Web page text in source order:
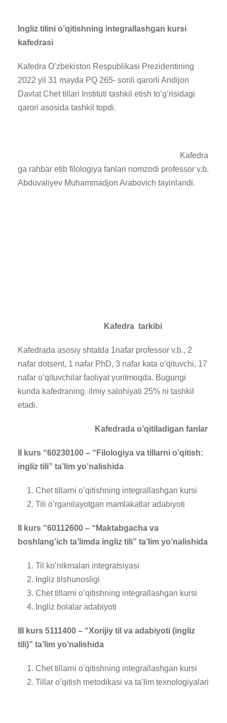
Ingliz tilini o’qitishning integrallashgan kursi
kafedrasi
Kafedra O’zbekiston Respublikasi Prezidentining
2022 yil 31 mayda PQ 265- sonli qarorli Andijon
Davlat Chet tillari Instituti tashkil etish to’g’risidagi
qarori asosida tashkil topdi.
Kafedra
ga rahbar etib filologiya fanlari nomzodi professor v.b.
Abduvaliyev Muhammadjon Arabovich tayinlandi.
Kafedra tarkibi
Kafedrada asosiy shtatda 1nafar professor v.b., 2
nafar dotsent, 1 nafar PhD, 3 nafar kata o’qituvchi, 17
nafar o’qituvchilar faoliyat yuritmoqda. Bugungi
kunda kafedraning ilmiy salohiyati 25% ni tashkil
etadi.
Kafedrada o’qitiladigan fanlar
II kurs “60230100 – “Filologiya va tillarni o’qitish:
ingliz tili” ta’lim yo’nalishida
Chet tillarni o’qitishning integrallashgan kursi
Tili o’rganilayotgan mamlakatlar adabiyoti
II kurs “60112600 – “Maktabgacha va
boshlang’ich ta’limda ingliz tili” ta’lim yo’nalishida
Til ko’nikmalari integratsiyasi
Ingliz tilshunosligi
Chet tillarni o’qitishning integrallashgan kursi
Ingliz bolalar adabiyoti
III kurs 5111400 – “Xorijiy til va adabiyoti (ingliz
tili)” ta’lim yo’nalishida
Chet tillarni o’qitishning integrallashgan kursi
Tillar o’qitish metodikasi va ta’lim texnologiyalari